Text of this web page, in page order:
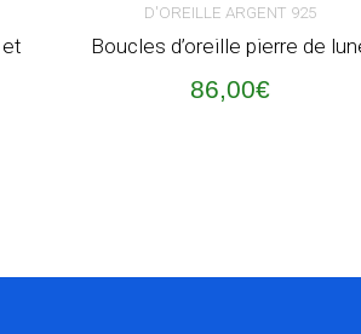
D'OREILLE ARGENT 925
Boucles d’oreille pierre de
86,00€